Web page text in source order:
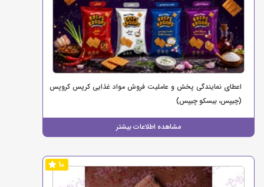
اعطای نمایندگی پخش و عاملیت فروش مواد غذایی کرپس کروپس
(چیپس، بیسکو چیپس)
مشاهده اطلاعات بیشتر
10